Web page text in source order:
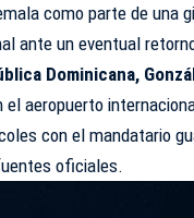
como parte de una
ante un eventual
Dominicana,
el aeropuerto
con el mandatario
oficiales.